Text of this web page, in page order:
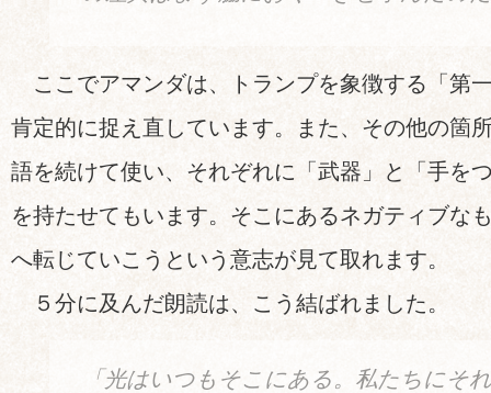
ここでアマンダは、トランプを象徴する「第
肯定的に捉え直しています。また、その他の箇
語を続けて使い、それぞれに「武器」と「手を
を持たせてもいます。そこにあるネガティブな
へ転じていこうという意志が見て取れます。
５分に及んだ朗読は、こう結ばれました。
「光はいつもそこにある。私たちにそ